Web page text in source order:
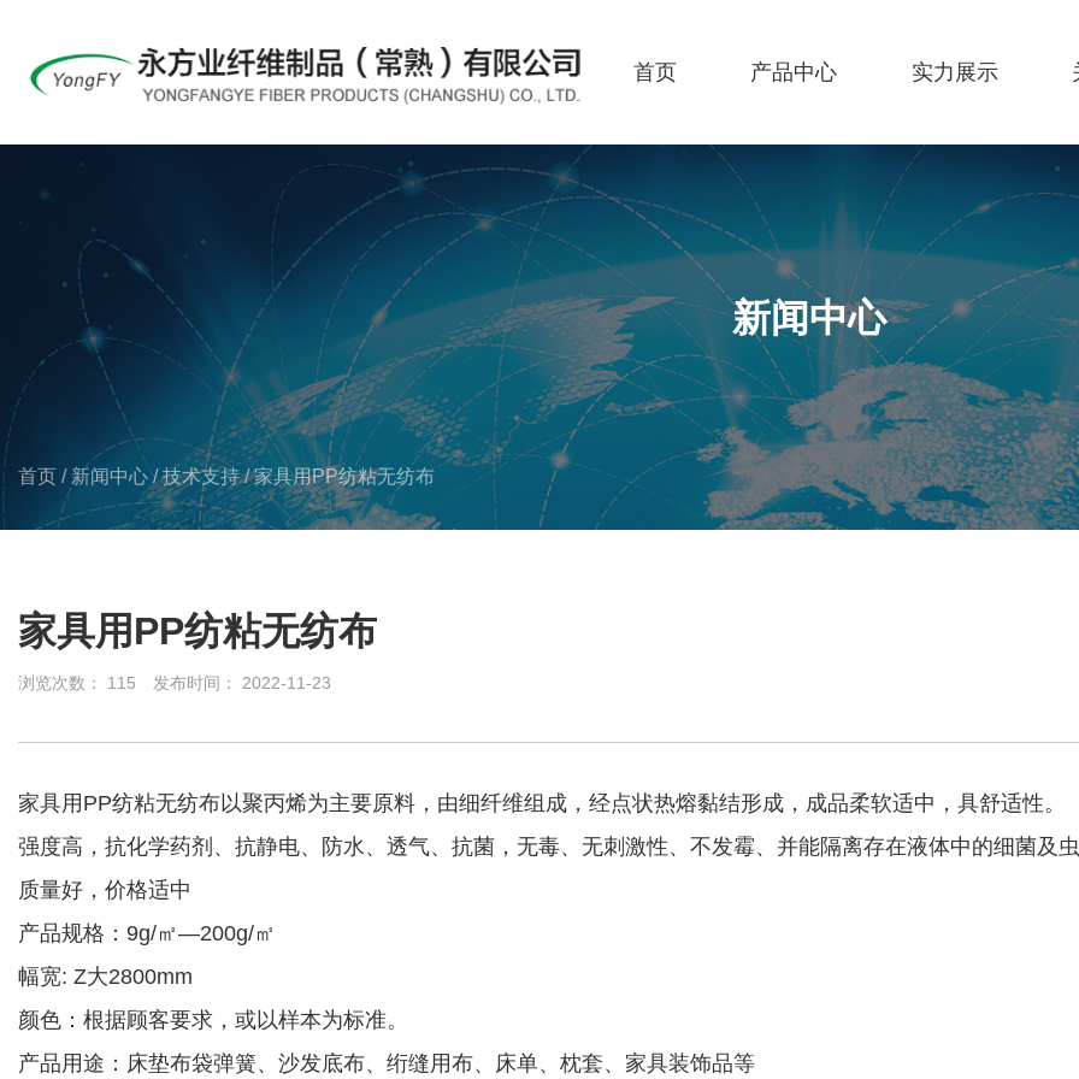
首页 产品中心 实力展示
新闻中心
首页 / 新闻中心 /技术支持 /家具用PP纺粘无纺布
家具用PP纺粘无纺布
浏览次数： 115 发布时间： 2022-11-23
家具用PP纺粘无纺布以聚丙烯为主要原料，由细纤维组成，经点状热熔黏结形成，成品柔软适中，具舒适性。
强度高，抗化学药剂、抗静电、防水、透气、抗菌，无毒、无刺激性、不发霉、并能隔离存在液体中的细菌及虫
质量好，价格适中
产品规格：9g/㎡—200g/㎡
幅宽: Z大2800mm
颜色：根据顾客要求，或以样本为标准。
产品用途：床垫布袋弹簧、沙发底布、绗缝用布、床单、枕套、家具装饰品等